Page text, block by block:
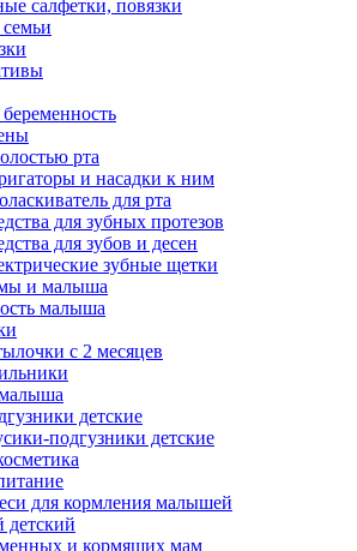
салфетки, повязки
рта
и насадки к ним
для рта
для зубных протезов
для зубов и десен
зубные щетки
и малыша
малыша
с 2 месяцев
детские
подгузники детские
для кормления малышей
детский
и кормящих мам